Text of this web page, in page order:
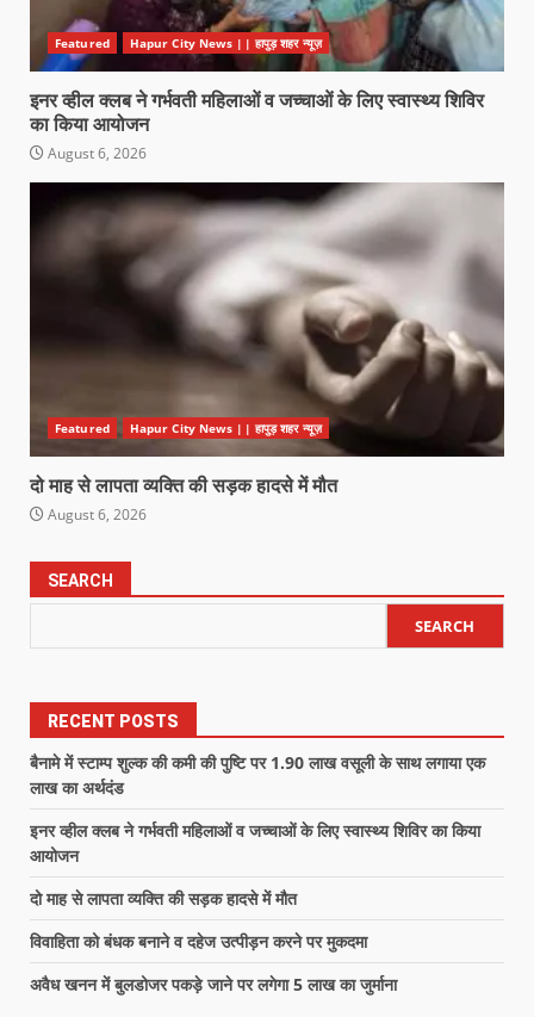
Featured Hapur City News || हापुड़ शहर न्यूज़
इनर व्हील क्लब ने गर्भवती महिलाओं व जच्चाओं के लिए स्वास्थ्य शिविर
का किया आयोजन
August 6, 2026
Featured Hapur City News || हापुड़ शहर न्यूज़
दो माह से लापता व्यक्ति की सड़क हादसे में मौत
August 6, 2026
SEARCH
SEARCH
RECENT POSTS
बैनामे में स्टाम्प शुल्क की कमी की पुष्टि पर 1.90 लाख वसूली के साथ लगाया एक
लाख का अर्थदंड
इनर व्हील क्लब ने गर्भवती महिलाओं व जच्चाओं के लिए स्वास्थ्य शिविर का किया
आयोजन
दो माह से लापता व्यक्ति की सड़क हादसे में मौत
विवाहिता को बंधक बनाने व दहेज उत्पीड़न करने पर मुकदमा
अवैध खनन में बुलडोजर पकड़े जाने पर लगेगा 5 लाख का जुर्माना